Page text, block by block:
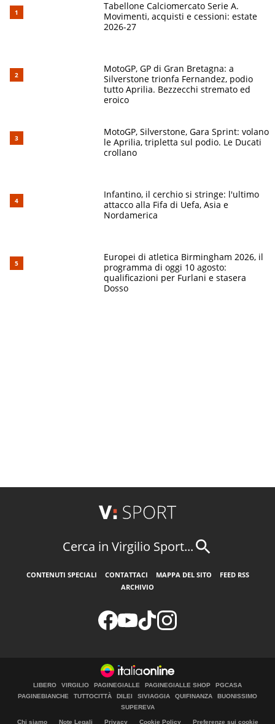
Tabellone Calciomercato Serie A.
Movimenti, acquisti e cessioni: estate
2026-27
MotoGP, GP di Gran Bretagna: a
Silverstone trionfa Fernandez, podio
tutto Aprilia. Bezzecchi stremato ed
eroico
MotoGP, Silverstone, Gara Sprint: volano
le Aprilia, tripletta sul podio. Le Ducati
crollano
Infantino, il cerchio si stringe: l'ultimo
attacco alla Fifa di Uefa, Asia e
Nordamerica
Europei di atletica Birmingham 2026, il
programma di oggi 10 agosto:
qualificazioni per Furlani e stasera
Dosso
Cerca in Virgilio Sport...
CONTENUTI SPECIALI CONTATTACI MAPPA DEL SITO
FEED RSS
ARCHIVIO
LIBERO VIRGILIO PAGINEGIALLE PAGINEGIALLE SHOP
PGCASA
PAGINEBIANCHE
TUTTOCITTÀ DILEI SIVIAGGIA QUIFINANZA
BUONISSIMO
SUPEREVA
Chi siamo Note Legali Privacy Cookie Policy Preferenze sui cookie